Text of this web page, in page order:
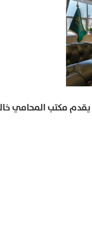
يقدم مكتب المحامي